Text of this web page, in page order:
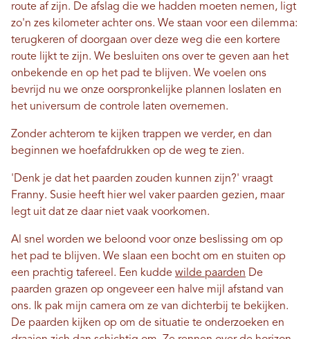
route af zijn. De afslag die we hadden moeten nemen, ligt
zo'n zes kilometer achter ons. We staan ​​voor een dilemma:
terugkeren of doorgaan over deze weg die een kortere
route lijkt te zijn. We besluiten ons over te geven aan het
onbekende en op het pad te blijven. We voelen ons
bevrijd nu we onze oorspronkelijke plannen loslaten en
het universum de controle laten overnemen.
Zonder achterom te kijken trappen we verder, en dan
beginnen we hoefafdrukken op de weg te zien.
'Denk je dat het paarden zouden kunnen zijn?' vraagt ​​
Franny. Susie heeft hier wel vaker paarden gezien, maar
legt uit dat ze daar niet vaak voorkomen.
Al snel worden we beloond voor onze beslissing om op
het pad te blijven. We slaan een bocht om en stuiten op
een prachtig tafereel. Een kudde wilde paarden De
paarden grazen op ongeveer een halve mijl afstand van
ons. Ik pak mijn camera om ze van dichterbij te bekijken.
De paarden kijken op om de situatie te onderzoeken en